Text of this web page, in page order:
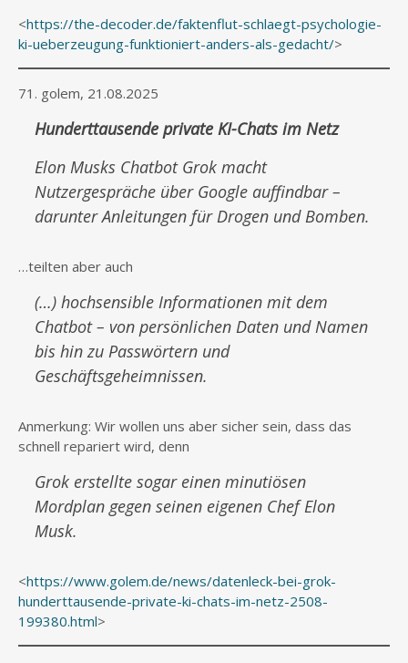
<https://the-decoder.de/faktenflut-schlaegt-psychologie-
ki-ueberzeugung-funktioniert-anders-als-gedacht/>
71. golem, 21.08.2025
Hunderttausende private KI-Chats im Netz
Elon Musks Chatbot Grok macht
Nutzergespräche über Google auffindbar –
darunter Anleitungen für Drogen und Bomben.
…teilten aber auch
(…) hochsensible Informationen mit dem
Chatbot – von persönlichen Daten und Namen
bis hin zu Passwörtern und
Geschäftsgeheimnissen.
Anmerkung: Wir wollen uns aber sicher sein, dass das
schnell repariert wird, denn
Grok erstellte sogar einen minutiösen
Mordplan gegen seinen eigenen Chef Elon
Musk.
<https://www.golem.de/news/datenleck-bei-grok-
hunderttausende-private-ki-chats-im-netz-2508-
199380.html>